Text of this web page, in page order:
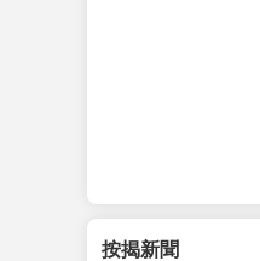
按揭新聞